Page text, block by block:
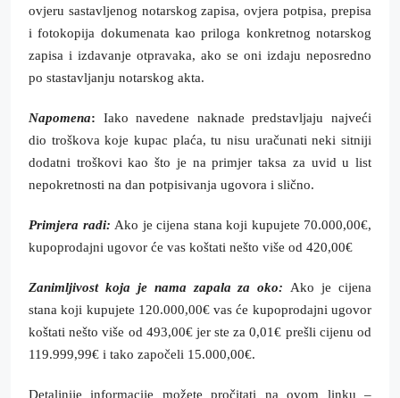
ovjeru sastavljenog notarskog zapisa, ovjera potpisa, prepisa
i fotokopija dokumenata kao priloga konkretnog notarskog
zapisa i izdavanje otpravaka, ako se oni izdaju neposredno
po stastavljanju notarskog akta.
Napomena: Iako navedene naknade predstavljaju najveći
dio troškova koje kupac plaća, tu nisu uračunati neki sitniji
dodatni troškovi kao što je na primjer taksa za uvid u list
nepokretnosti na dan potpisivanja ugovora i slično.
Primjera radi: Ako je cijena stana koji kupujete 70.000,00€,
kupoprodajni ugovor će vas koštati nešto više od 420,00€
Zanimljivost koja je nama zapala za oko: Ako je cijena
stana koji kupujete 120.000,00€ vas će kupoprodajni ugovor
koštati nešto više od 493,00€ jer ste za 0,01€ prešli cijenu od
119.999,99€ i tako započeli 15.000,00€.
Detaljnije informacije možete pročitati na ovom linku –